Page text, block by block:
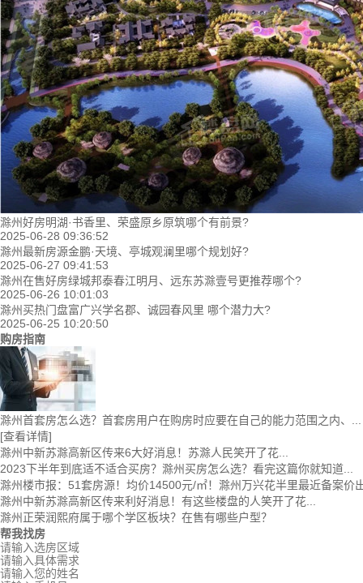
滁州好房明湖·书香里、荣盛原乡原筑哪个有前景?
2025-06-28 09:36:52
滁州最新房源金鹏·天境、亭城观澜里哪个规划好?
2025-06-27 09:41:53
滁州在售好房绿城邦泰春江明月、远东苏滁壹号更推荐哪个?
2025-06-26 10:01:03
滁州买热门盘富广兴学名郡、诚园春风里 哪个潜力大?
2025-06-25 10:20:50
购房指南
滁州首套房怎么选？首套房用户在购房时应要在自己的能力范围之内、...
[查看详情]
滁州中新苏滁高新区传来6大好消息！苏滁人民笑开了花...
2023下半年到底适不适合买房？滁州买房怎么选？看完这篇你就知道...
滁州楼市报：51套房源！均价14500元/㎡！滁州万兴花半里最近备案价
滁州中新苏滁高新区传来利好消息！有这些楼盘的人笑开了花...
滁州正荣润熙府属于哪个学区板块？在售有哪些户型？
帮我找房